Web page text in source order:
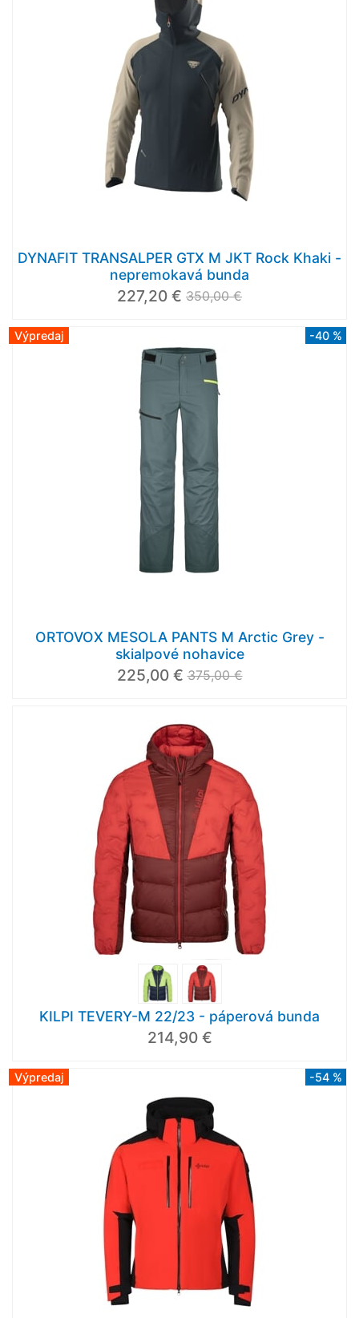
DYNAFIT TRANSALPER GTX M JKT Rock Khaki -
nepremokavá bunda
227,20 € 350,00 €
Výpredaj -40 %
ORTOVOX MESOLA PANTS M Arctic Grey -
skialpové nohavice
225,00 € 375,00 €
KILPI TEVERY-M 22/23 - páperová bunda
214,90 €
Výpredaj -54 %